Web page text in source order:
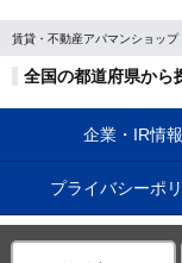
賃貸・不動産アパマンショップ
全国の都道府県から
企業・IR情報
プライバシーポ